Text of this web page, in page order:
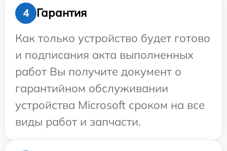
4
Гарантия
Как только устройство будет готово
и подписания акта выполненных
работ Вы получите документ о
гарантийном обслуживании
устройства Microsoft сроком на все
виды работ и запчасти.